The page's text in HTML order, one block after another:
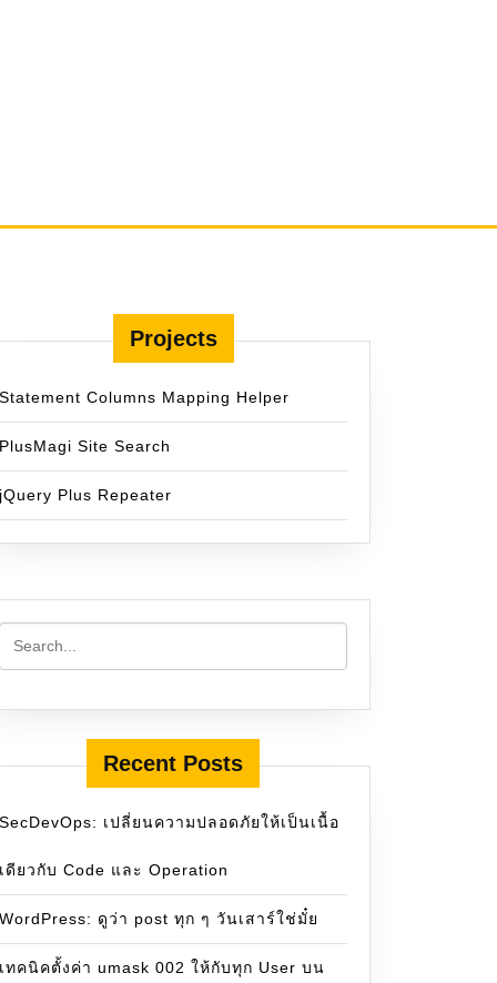
Projects
Statement Columns Mapping Helper
PlusMagi Site Search
jQuery Plus Repeater
Recent Posts
SecDevOps: เปลี่ยนความปลอดภัยให้เป็นเนื้อ
เดียวกับ Code และ Operation
WordPress: ดูว่า post ทุก ๆ วันเสาร์ใช่มั๋ย
เทคนิคตั้งค่า umask 002 ให้กับทุก User บน